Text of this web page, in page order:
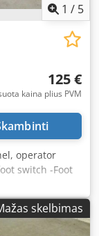
1 / 5
125 €
kaina plius PVM
operator
switch -Foot
cover
500/400/H220
skelbimas